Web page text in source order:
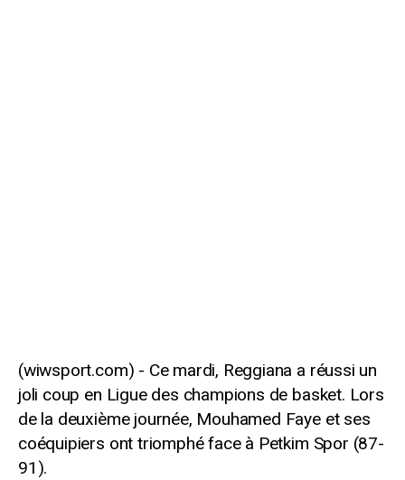
Ce mardi, Reggiana a réussi un
joli coup en Ligue des champions de basket. Lors
de la deuxième journée, Mouhamed Faye et ses
coéquipiers ont triomphé face à Petkim Spor (87-
91).